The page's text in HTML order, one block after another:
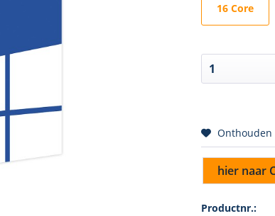
16 Core
Onthouden
hier naar
Productnr.: